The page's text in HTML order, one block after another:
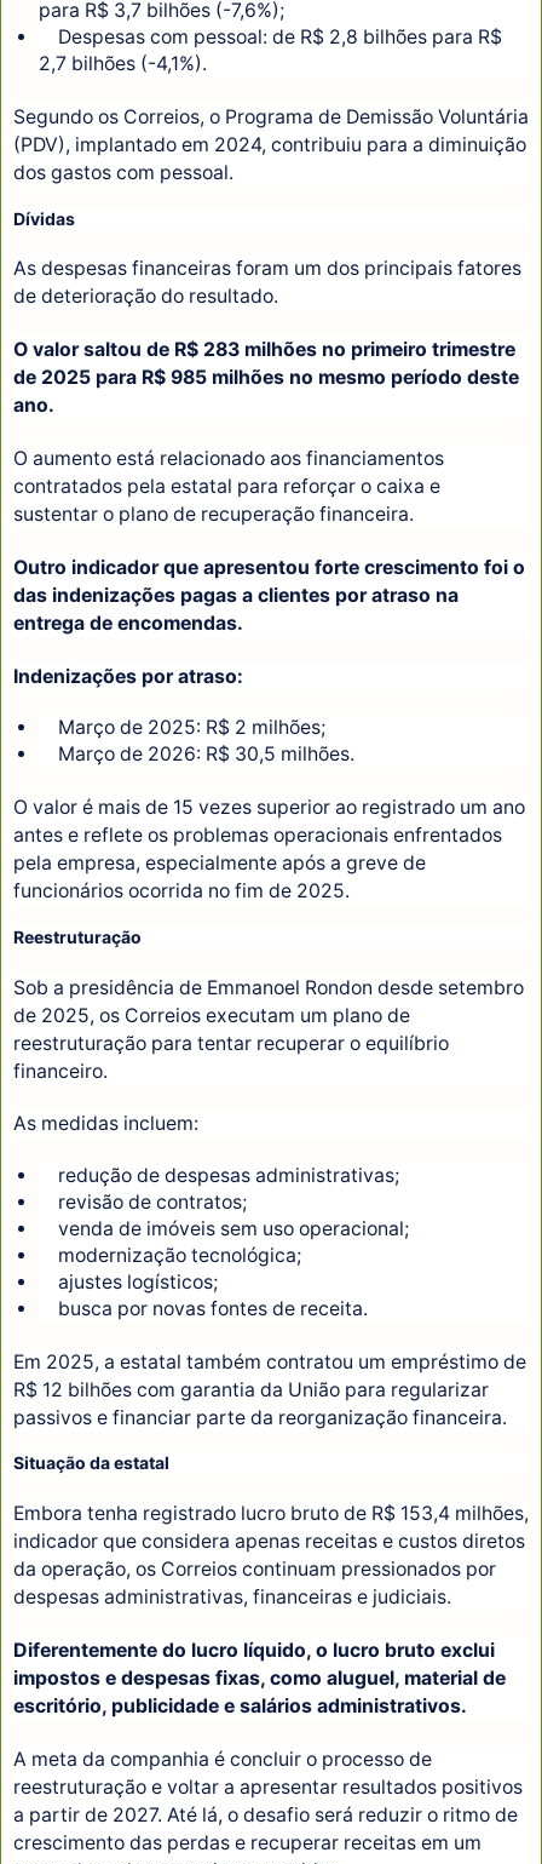
para R$ 3,7 bilhões (-7,6%);
Despesas com pessoal: de R$ 2,8 bilhões para R$
2,7 bilhões (-4,1%).
Segundo os Correios, o Programa de Demissão Voluntária
(PDV), implantado em 2024, contribuiu para a diminuição
dos gastos com pessoal.
Dívidas
As despesas financeiras foram um dos principais fatores
de deterioração do resultado.
O valor saltou de R$ 283 milhões no primeiro trimestre
de 2025 para R$ 985 milhões no mesmo período deste
ano.
O aumento está relacionado aos financiamentos
contratados pela estatal para reforçar o caixa e
sustentar o plano de recuperação financeira.
Outro indicador que apresentou forte crescimento foi o
das indenizações pagas a clientes por atraso na
entrega de encomendas.
Indenizações por atraso:
Março de 2025: R$ 2 milhões;
Março de 2026: R$ 30,5 milhões.
O valor é mais de 15 vezes superior ao registrado um ano
antes e reflete os problemas operacionais enfrentados
pela empresa, especialmente após a greve de
funcionários ocorrida no fim de 2025.
Reestruturação
Sob a presidência de Emmanoel Rondon desde setembro
de 2025, os Correios executam um plano de
reestruturação para tentar recuperar o equilíbrio
financeiro.
As medidas incluem:
redução de despesas administrativas;
revisão de contratos;
venda de imóveis sem uso operacional;
modernização tecnológica;
ajustes logísticos;
busca por novas fontes de receita.
Em 2025, a estatal também contratou um empréstimo de
R$ 12 bilhões com garantia da União para regularizar
passivos e financiar parte da reorganização financeira.
Situação da estatal
Embora tenha registrado lucro bruto de R$ 153,4 milhões,
indicador que considera apenas receitas e custos diretos
da operação, os Correios continuam pressionados por
despesas administrativas, financeiras e judiciais.
Diferentemente do lucro líquido, o lucro bruto exclui
impostos e despesas fixas, como aluguel, material de
escritório, publicidade e salários administrativos.
A meta da companhia é concluir o processo de
reestruturação e voltar a apresentar resultados positivos
a partir de 2027. Até lá, o desafio será reduzir o ritmo de
crescimento das perdas e recuperar receitas em um